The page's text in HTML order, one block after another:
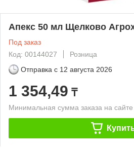
Апекс 50 мл Щелково
Под заказ
Код: 00144027
Розница
Отправка с 12 августа 2026
1 354,49 ₸
Минимальная сумма заказа на